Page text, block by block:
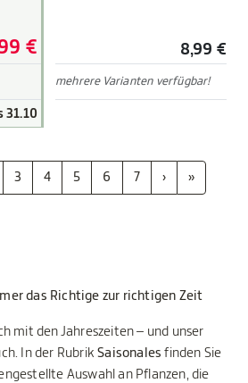
€
31.10
8,99 €
mehrere Varianten verfügbar!
3 4 5 6 7 › »
das Richtige zur richtigen Zeit
mit den Jahreszeiten – und unser
In der RubrikSaisonales finden Sie
Auswahl an Pflanzen, die